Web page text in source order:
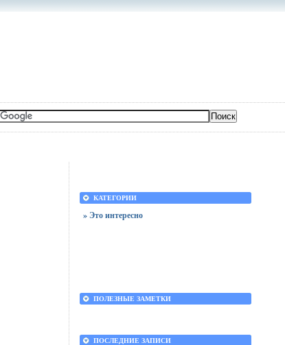
КАТЕГОРИИ
» Это интересно
ПОЛЕЗНЫЕ ЗАМЕТКИ
ПОСЛЕДНИЕ ЗАПИСИ